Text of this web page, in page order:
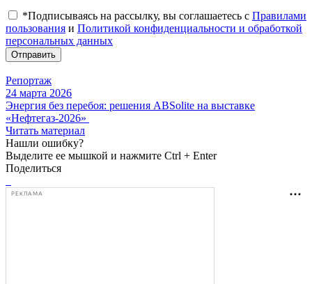
*Подписываясь на рассылку, вы соглашаетесь с Правилами
пользования и Политикой конфиденциальности и обработкой
персональных данных
Отправить
Репортаж
24 марта 2026
Энергия без перебоя: решения ABSolite на выставке
«Нефтегаз-2026»
Читать материал
Нашли ошибку?
Выделите ее мышкой и нажмите Ctrl + Enter
Поделиться
РЕКЛАМА